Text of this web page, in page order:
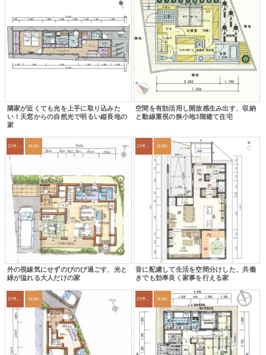
隣家が近くても光を上手に取り込みた
い！天窓からの自然光で明るい縦長地の
家
空間を有効活用し開放感生み出す、収納
と動線重視の狭小地3階建て住宅
4LDK
外の視線気にせずのびのび過ごす、光と
緑が溢れる大人だけの家
27坪〜30坪 2LDK
音に配慮して生活を空間分けした、共働
きでも効率良く家事を行える家
3LDK 27坪〜30坪 3LDK